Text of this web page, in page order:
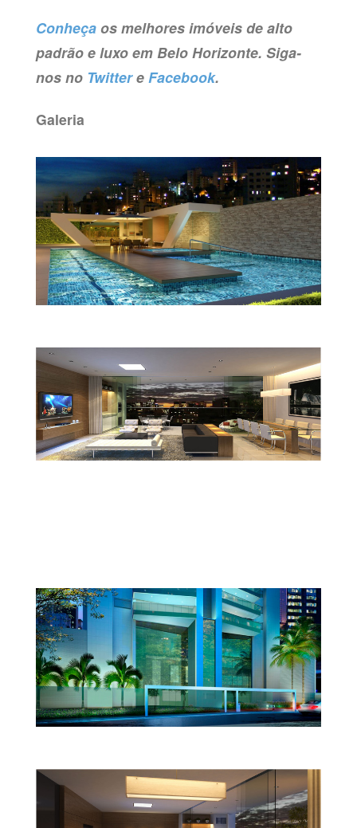
Conheçaos melhores imóveis de alto
padrão e luxo em Belo Horizonte. Siga-
nos no Twittere Facebook.
Galeria